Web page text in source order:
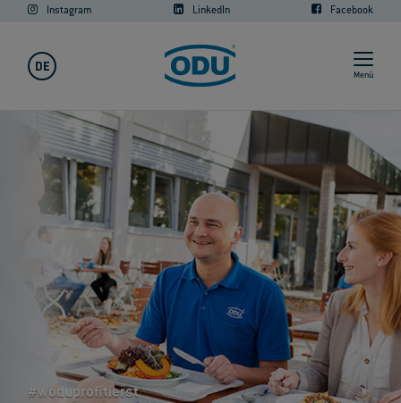
Instagram LinkedIn Facebook
DE
Menü
#woduprofitierst